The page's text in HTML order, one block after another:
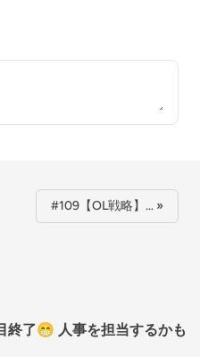
#109【OL戦略】… »
終了😁 人事を担当するかも⁉️